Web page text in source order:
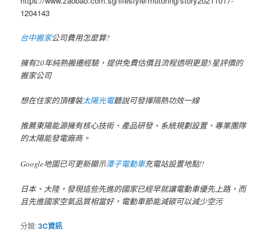
1204143
台中搬家公司費用怎麼算?
擁有20年純熟搬遷經驗，提供免費估價且流程透明更是5星評價的
搬家公司
想在住家的頂樓裝太陽光電聽說可發揮隔熱功效一線
推薦東陽能源擁有核心技術、產品研發、系統規劃設置、專業團隊
的太陽能發電廠商。
Google地圖已可更新顯示潭子電動車充電站設置地點!!
日本、大陸，發現這些先進的國家已經早就讓電動車優先上路，而
且先進國家空氣品質相當好，電動車節能減碳可以減少空污
分類:3C資訊